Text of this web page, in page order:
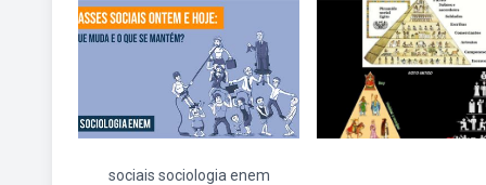
sociais sociologia enem